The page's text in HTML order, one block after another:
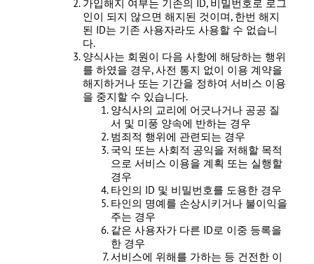
가입해지 여부는 기존의 ID, 비밀번호로 로그
인이 되지 않으면 해지된 것이며, 한번 해지
된 ID는 기존 사용자라도 사용할 수 없습니
다.
양식사는 회원이 다음 사항에 해당하는 행위
를 하였을 경우, 사전 통지 없이 이용 계약을
해지하거나 또는 기간을 정하여 서비스 이용
을 중지할 수 있습니다.
양식사의 교리에 어긋나거나 공공 질
서 및 미풍 양속에 반하는 경우
범죄적 행위에 관련되는 경우
국익 또는 사회적 공익을 저해할 목적
으로 서비스 이용을 계획 또는 실행할
경우
타인의 ID 및 비밀번호를 도용한 경우
타인의 명예를 손상시키거나 불이익을
주는 경우
같은 사용자가 다른 ID로 이중 등록을
한 경우
서비스에 위해를 가하는 등 건전한 이